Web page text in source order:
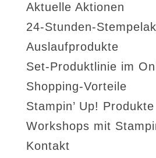
Aktuelle Aktionen
24-Stunden-
Auslaufprodukte
Set-Produktlinie im
Shopping-Vorteile
Stampin’ Up! Produkte
Workshops mit
Kontakt